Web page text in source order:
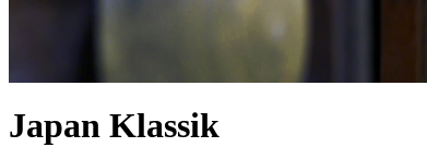
Japan Klassik